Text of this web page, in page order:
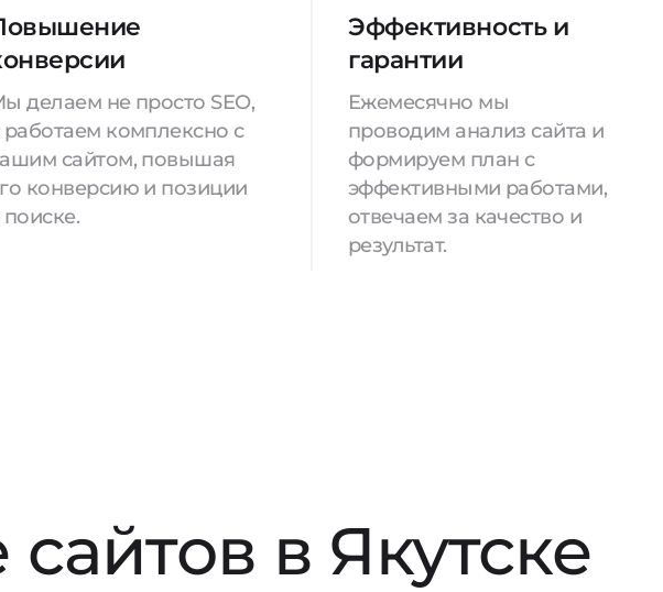
делаем не просто SEO,
работаем комплексно с
сайтом, повышая
конверсию и позиции
поиске.
Эффективность и
гарантии
Ежемесячно мы
проводим анализ сайта и
формируем план с
эффективными работами,
отвечаем за качество и
результат.
в Якутске